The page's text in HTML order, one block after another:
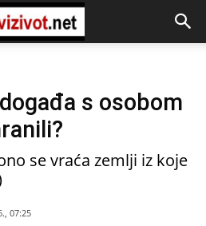
s osobom
se vraća zemlji iz koje
07:25